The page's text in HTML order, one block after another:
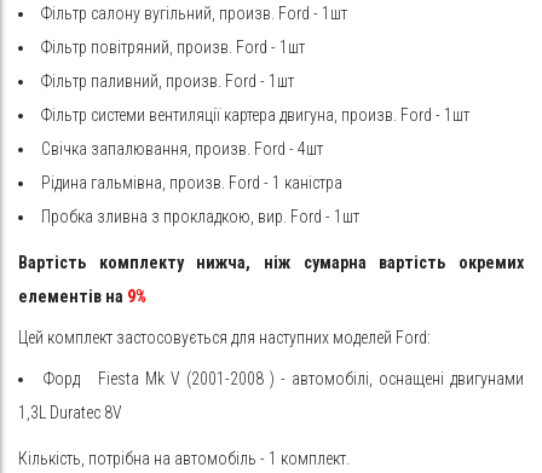
Фільтр салону вугільний, произв. Ford - 1шт
Фільтр повітряний, произв. Ford - 1шт
Фільтр паливний, произв. Ford - 1шт
Фільтр системи вентиляції картера двигуна, произв. Ford - 1шт
Свічка запалювання, произв. Ford - 4шт
Рідина гальмівна, произв. Ford - 1 каністра
Пробка зливна з прокладкою, вир. Ford - 1шт
Вартість комплекту нижча, ніж сумарна вартість окремих
елементів на 9%
Цей комплект застосовується для наступних моделей Ford:
Форд Fiesta Mk V (2001-2008 ) - автомобілі, оснащені двигунами
1,3L Duratec 8V
Кількість, потрібна на автомобіль - 1 комплект.